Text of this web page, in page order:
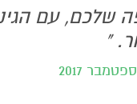
שלכם, עם
"
2017